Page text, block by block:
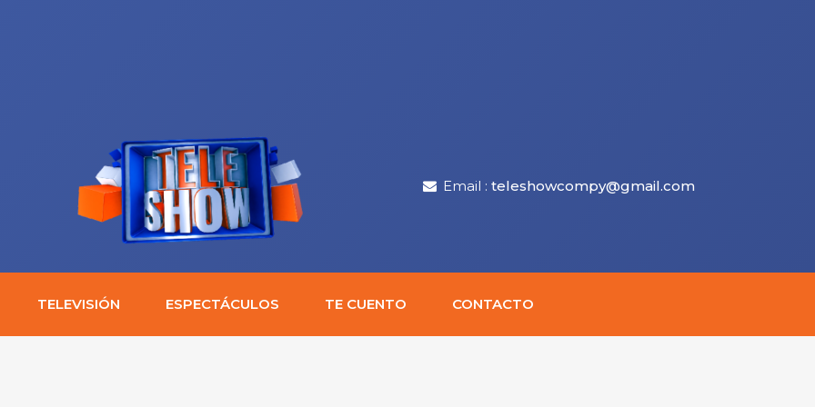
Email : teleshowcompy@gmail.com
TELEVISIÓN ESPECTÁCULOS TE CUENTO CONTACTO